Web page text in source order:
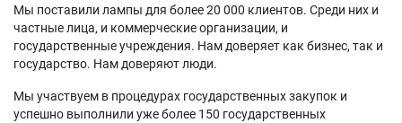
Мы поставили лампы для более 20 000 клиентов. Среди них и
частные лица, и коммерческие организации, и
государственные учреждения. Нам доверяет как бизнес, так и
государство. Нам доверяют люди.
Мы участвуем в процедурах государственных закупок и
успешно выполнили уже более 150 государственных